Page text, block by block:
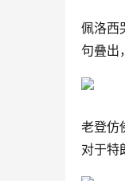
佩洛西
句叠出
老登仿
对于特